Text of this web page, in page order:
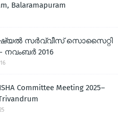
Balaramapuram
സര്‍വ്വീസ് സൊസൈറ്റി
2016
Committee Meeting 2025–